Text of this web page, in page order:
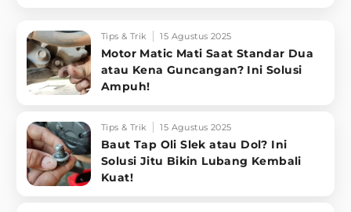
Tips & Trik 15 Agustus 2025
Motor Matic Mati Saat Standar Dua
atau Kena Guncangan? Ini Solusi
Ampuh!
Tips & Trik 15 Agustus 2025
Baut Tap Oli Slek atau Dol? Ini
Solusi Jitu Bikin Lubang Kembali
Kuat!